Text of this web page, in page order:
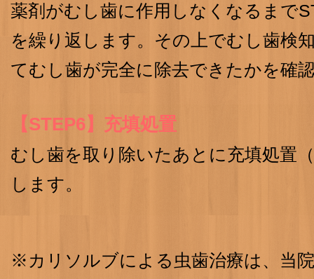
薬剤がむし歯に作用しなくなるまで
を繰り返します。その上でむし歯検
てむし歯が完全に除去できたかを確
【STEP6】充填処置
むし歯を取り除いたあとに充填処置
します。
※カリソルブによる虫歯治療は、当